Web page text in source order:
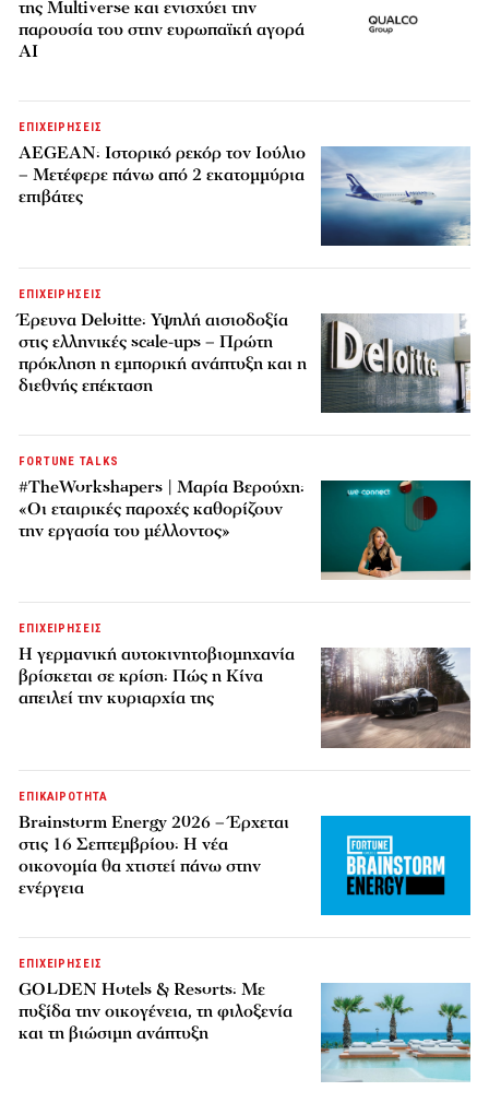
της Multiverse και ενισχύει την
παρουσία του στην ευρωπαϊκή αγορά
AI
ΕΠΙΧΕΙΡΗΣΕΙΣ
AEGEAN: Ιστορικό ρεκόρ τον Ιούλιο
– Μετέφερε πάνω από 2 εκατομμύρια
επιβάτες
ΕΠΙΧΕΙΡΗΣΕΙΣ
Έρευνα Deloitte: Υψηλή αισιοδοξία
στις ελληνικές scale-ups – Πρώτη
πρόκληση η εμπορική ανάπτυξη και η
διεθνής επέκταση
FORTUNE TALKS
#TheWorkshapers | Μαρία Βερούχη:
«Οι εταιρικές παροχές καθορίζουν
την εργασία του μέλλοντος»
ΕΠΙΧΕΙΡΗΣΕΙΣ
Η γερμανική αυτοκινητοβιομηχανία
βρίσκεται σε κρίση: Πώς η Κίνα
απειλεί την κυριαρχία της
ΕΠΙΚΑΙΡΟΤΗΤΑ
Brainstorm Energy 2026 – Έρχεται
στις 16 Σεπτεμβρίου: Η νέα
οικονομία θα χτιστεί πάνω στην
ενέργεια
ΕΠΙΧΕΙΡΗΣΕΙΣ
GOLDEN Hotels & Resorts: Με
πυξίδα την οικογένεια, τη φιλοξενία
και τη βιώσιμη ανάπτυξη